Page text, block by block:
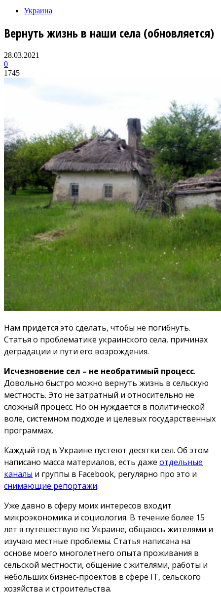
Украина
Вернуть жизнь в наши села (обновляется)
28.03.2021
0
1745
Нам придется это сделать, чтобы не погибнуть.
Статья о проблематике украинского села, причинах
деградации и пути его возрождения.
Исчезновение сел – не необратимый процесс.
Довольно быстро можно вернуть жизнь в сельскую
местность. Это не затратный и относительно не
сложный процесс. Но он нуждается в политической
воле, системном подходе и целевых государственных
программах.
Каждый год в Украине пустеют десятки сел. Об этом
написано масса материалов, есть даже отдельные
каналы и группы в Facebook, регулярно про это и
снимающие репортажи.
Уже давно в сферу моих интересов входит
микроэкономика и социология. В течение более 15
лет я путешествую по Украине, общаюсь жителями и
изучаю местные проблемы. Статья написана на
основе моего многолетнего опыта проживания в
сельской местности, общение с жителями, работы и
небольших бизнес-проектов в сфере IT, сельского
хозяйства и строительства.